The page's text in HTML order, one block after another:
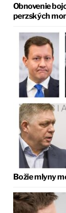
Obnovenie
perzských
Božie mlyny